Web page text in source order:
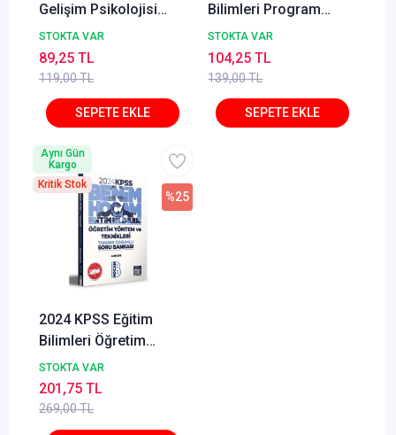
Gelişim Psikolojisi
Tamamı Çözümlü 24
Deneme Benim
Hocam Yayınları
STOKTA VAR
119,00 TL
89,25 TL
Bilimleri Program
Geliştirme Sınıf
Yönetimi Materyal
Tasarımı Tamamı
Çözümlü Soru Bankası
Benim Hocam
STOKTA VAR
139,00 TL
104,25 TL
2024 KPSS Eğitim
Bilimleri Öğretim
Yöntem ve Teknikleri
Tamamı Çözümlü
Soru Bankası Benim
Hocam Yayınlarıı
STOKTA VAR
269,00 TL
%25
201,75 TL
Aynı Gün
Kargo
Kritik Stok